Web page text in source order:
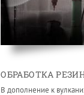
ОБРАБОТКА
В дополнение к